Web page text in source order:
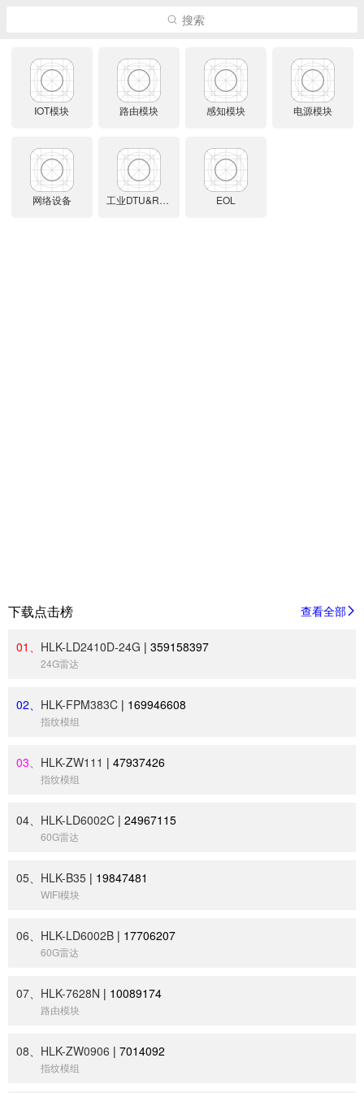
搜索
IOT模块 路由模块 感知模块 电源模块
网络设备 工业DTU&RTU EOL
下载点击榜 查看全部
01、 HLK-LD2410D-24G | 359158397
24G雷达
02、 HLK-FPM383C | 169946608
指纹模组
03、 HLK-ZW111 | 47937426
指纹模组
04、 HLK-LD6002C | 24967115
60G雷达
05、 HLK-B35 | 19847481
WIFI模块
06、 HLK-LD6002B | 17706207
60G雷达
07、 HLK-7628N | 10089174
路由模块
08、 HLK-ZW0906 | 7014092
指纹模组